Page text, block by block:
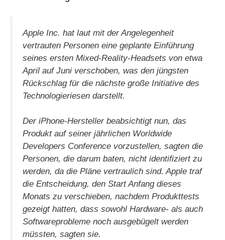
V
i
d
e
o
Apple Inc. hat laut mit der Angelegenheit
vertrauten Personen eine geplante Einführung
seines ersten Mixed-Reality-Headsets von etwa
April auf Juni verschoben, was den jüngsten
Rückschlag für die nächste große Initiative des
Technologieriesen darstellt.
Der iPhone-Hersteller beabsichtigt nun, das
Produkt auf seiner jährlichen Worldwide
Developers Conference vorzustellen, sagten die
Personen, die darum baten, nicht identifiziert zu
werden, da die Pläne vertraulich sind. Apple traf
die Entscheidung, den Start Anfang dieses
Monats zu verschieben, nachdem Produkttests
gezeigt hatten, dass sowohl Hardware- als auch
Softwareprobleme noch ausgebügelt werden
müssten, sagten sie.